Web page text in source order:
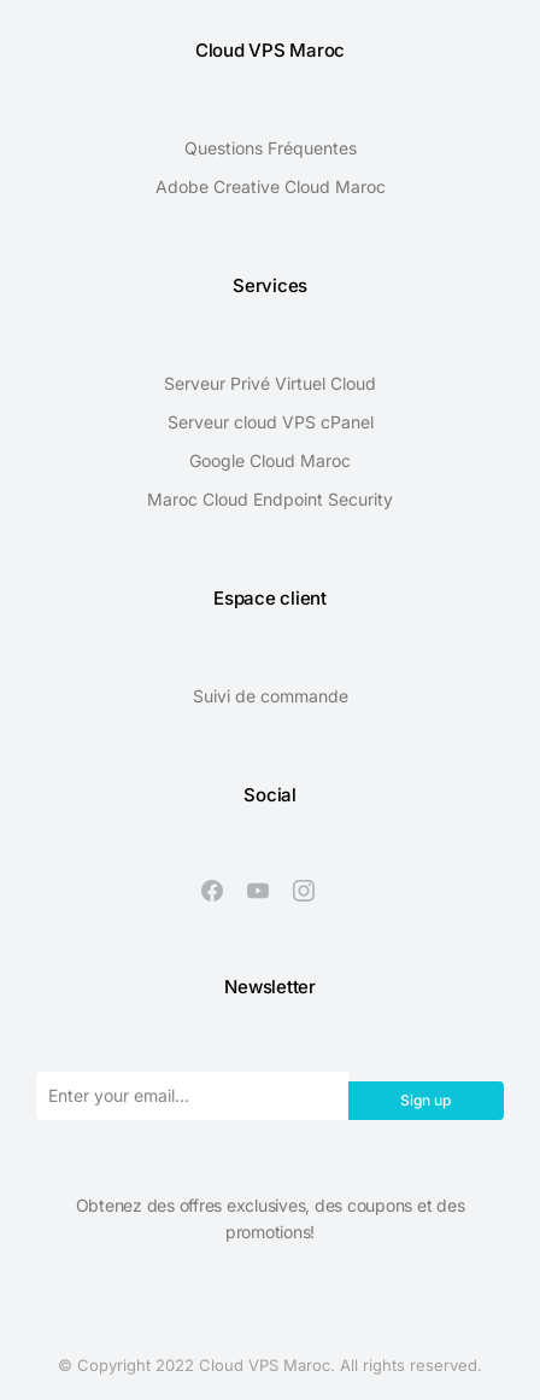
Cloud VPS Maroc
Questions Fréquentes
Adobe Creative Cloud Maroc
Services
Serveur Privé Virtuel Cloud
Serveur cloud VPS cPanel
Google Cloud Maroc
Maroc Cloud Endpoint Security
Espace client
Suivi de commande
Social
Newsletter
Sign up
Obtenez des offres exclusives, des coupons et des
promotions!​
© Copyright 2022 Cloud VPS Maroc. All rights reserved.